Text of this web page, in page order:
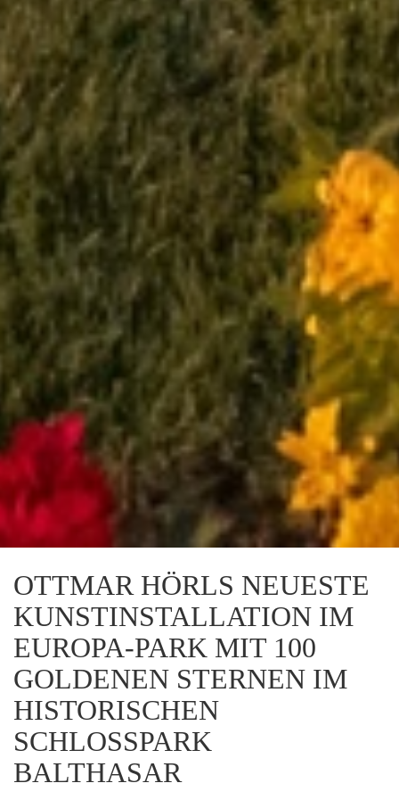
OTTMAR HÖRLS NEUESTE
KUNSTINSTALLATION IM
EUROPA-PARK MIT 100
GOLDENEN STERNEN IM
HISTORISCHEN
SCHLOSSPARK B
ALTHASAR